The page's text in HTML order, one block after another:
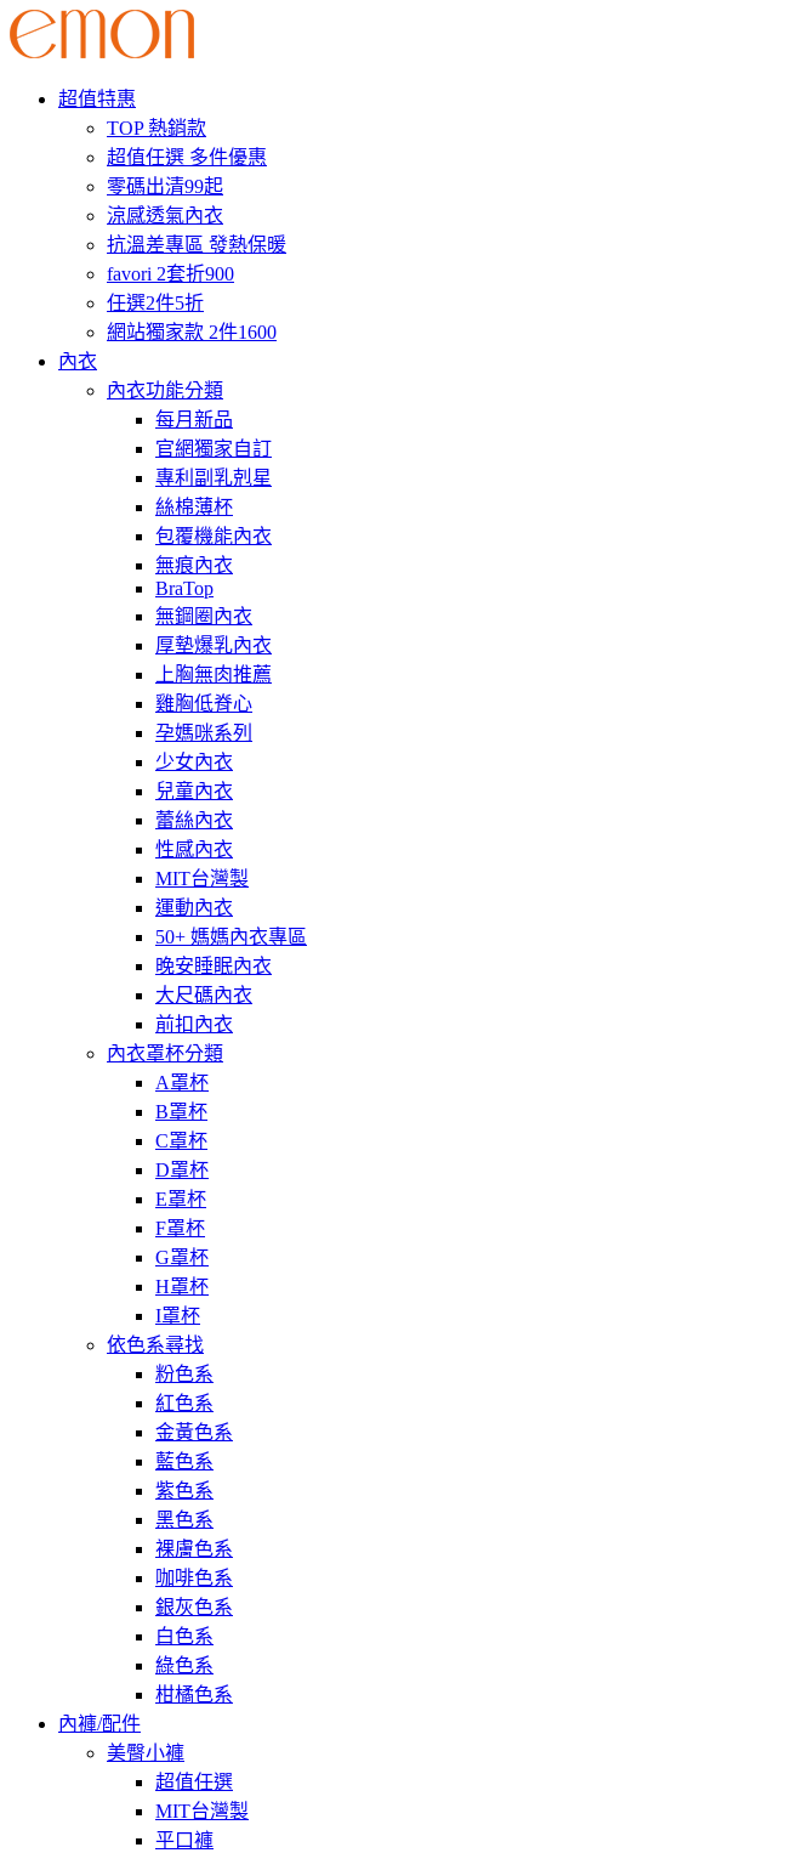
超值特惠
TOP 熱銷款
超值任選 多件優惠
零碼出清99起
涼感透氣內衣
抗溫差專區 發熱保暖
favori 2套折900
任選2件5折
網站獨家款 2件1600
內衣
內衣功能分類
每月新品
官網獨家自訂
專利副乳剋星
絲棉薄杯
包覆機能內衣
無痕內衣
BraTop
無鋼圈內衣
厚墊爆乳內衣
上胸無肉推薦
雞胸低脊心
孕媽咪系列
少女內衣
兒童內衣
蕾絲內衣
性感內衣
MIT台灣製
運動內衣
50+ 媽媽內衣專區
晚安睡眠內衣
大尺碼內衣
前扣內衣
內衣罩杯分類
A罩杯
B罩杯
C罩杯
D罩杯
E罩杯
F罩杯
G罩杯
H罩杯
I罩杯
依色系尋找
粉色系
紅色系
金黃色系
藍色系
紫色系
黑色系
裸膚色系
咖啡色系
銀灰色系
白色系
綠色系
柑橘色系
內褲/配件
美臀小褲
超值任選
MIT台灣製
平口褲